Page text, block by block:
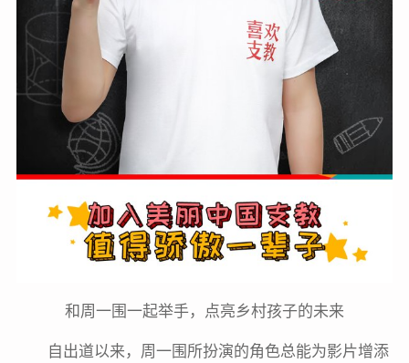
和周一围一起举手，点亮乡村孩子的未来
自出道以来，周一围所扮演的角色总能为影片增添